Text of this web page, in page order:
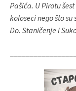
Pašića. U Pirotu
koloseci nego što
Do. Staničenje i